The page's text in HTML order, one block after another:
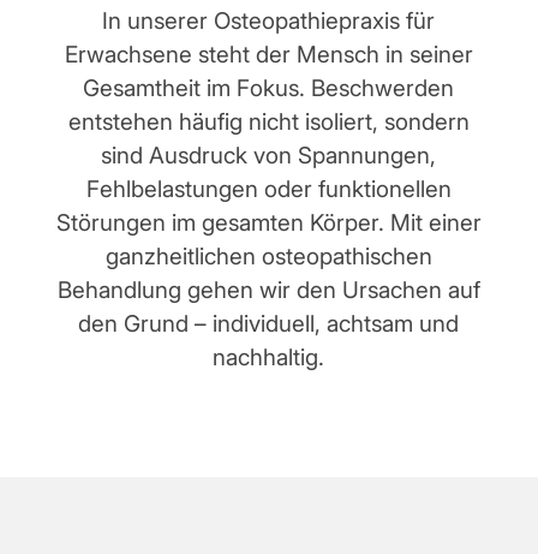
In unserer Osteopathiepraxis für
Erwachsene steht der Mensch in seiner
Gesamtheit im Fokus. Beschwerden
entstehen häufig nicht isoliert, sondern
sind Ausdruck von Spannungen,
Fehlbelastungen oder funktionellen
Störungen im gesamten Körper. Mit einer
ganzheitlichen osteopathischen
Behandlung gehen wir den Ursachen auf
den Grund – individuell, achtsam und
nachhaltig.